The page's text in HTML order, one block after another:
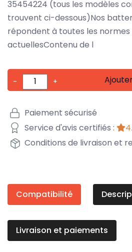
35454224 (tous les modèles
trouvent ci-dessous)Nos
répondent à toutes les
actuellesContenu de l
- +
Paiement sécurisé
Service d'avis certifiés :
Conditions de livraison et
Compatibilité
Livraison et paiements